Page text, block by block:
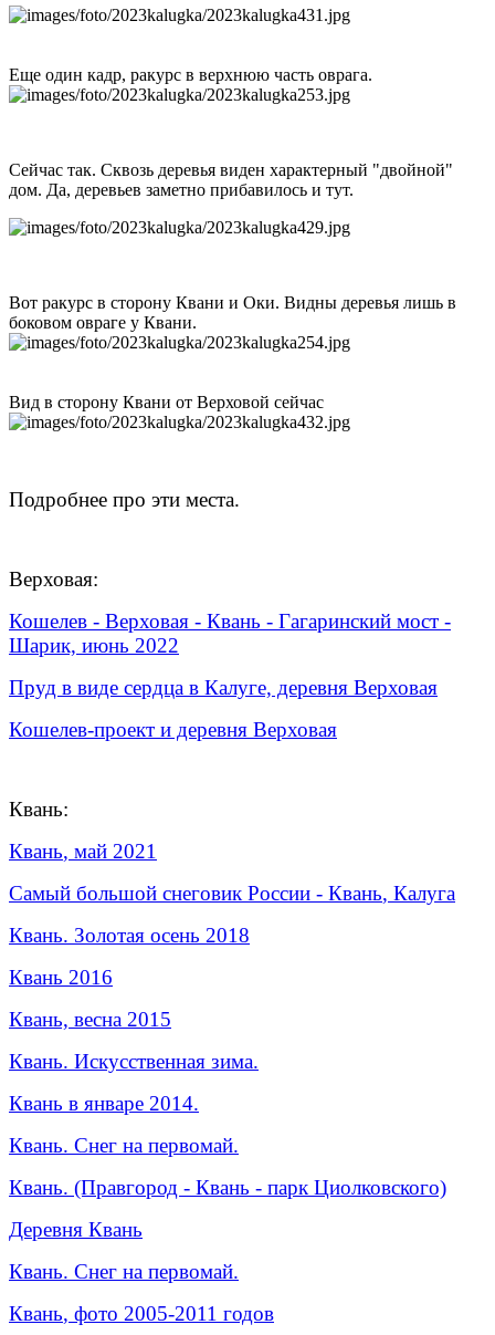
Еще один кадр, ракурс в верхнюю часть оврага.
Сейчас так. Сквозь деревья виден характерный "двойной"
дом. Да, деревьев заметно прибавилось и тут.
Вот ракурс в сторону Квани и Оки. Видны деревья лишь в
боковом овраге у Квани.
Вид в сторону Квани от Верховой сейчас
Подробнее про эти места.
Верховая:
Кошелев - Верховая - Квань - Гагаринский мост -
Шарик, июнь 2022
Пруд в виде сердца в Калуге, деревня Верховая
Кошелев-проект и деревня Верховая
Квань:
Квань, май 2021
Самый большой снеговик России - Квань, Калуга
Квань. Золотая осень 2018
Квань 2016
Квань, весна 2015
Квань. Искусственная зима.
Квань в январе 2014.
Квань. Снег на первомай.
Квань. (Правгород - Квань - парк Циолковского)
Деревня Квань
Квань. Снег на первомай.
Квань, фото 2005-2011 годов